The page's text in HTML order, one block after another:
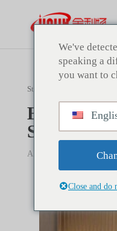
Startseite
Bildschirm
Stahl
Alle 8-Ergebnisse
We've
speaking a
you want to
Close and do